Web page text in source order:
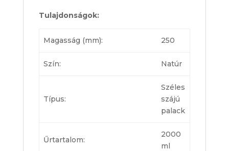
Tulajdonságok:
Magasság (mm): 250
Szín: Natúr
Típus:
Széles
szájú
palack
Űrtartalom:
2000
ml